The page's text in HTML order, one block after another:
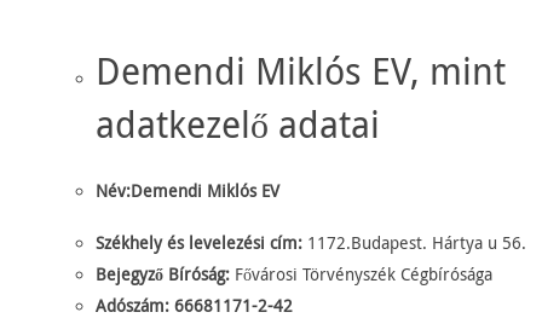
Demendi Miklós EV, mint
adatkezelő adatai
Név:Demendi Miklós EV
Székhely és levelezési cím: 1172.Budapest. Hártya u 56.
Bejegyző Bíróság: Fővárosi Törvényszék Cégbírósága
Adószám: 66681171-2-42